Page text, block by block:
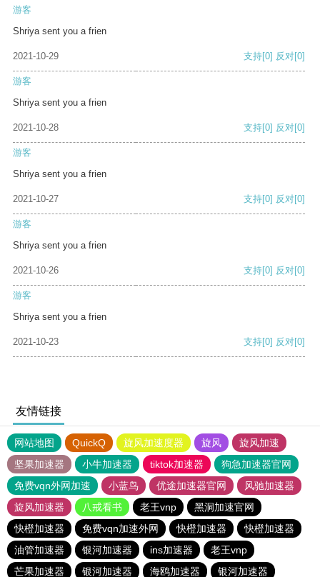
游客
Shriya sent you a frien
2021-10-29 支持[0] 反对[0]
游客
Shriya sent you a frien
2021-10-28 支持[0] 反对[0]
游客
Shriya sent you a frien
2021-10-27 支持[0] 反对[0]
游客
Shriya sent you a frien
2021-10-26 支持[0] 反对[0]
游客
Shriya sent you a frien
2021-10-23 支持[0] 反对[0]
友情链接
网站地图 QuickQ 旋风加速度器 旋风
旋风加速
坚果加速器
小牛加速器 tiktok加速器
狗急加速器官网
免费vqn外网加速
小蓝鸟 优途加速器官网
风驰加速器
旋风加速器
八戒看书 老王vnp
黑洞加速官网
快橙加速器
免费vqn加速外网 快橙加速器
快橙加速器
油管加速器
银河加速器 ins加速器
老王vnp
芒果加速器
银河加速器 海鸥加速器 银河加速器